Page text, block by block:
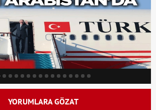
YORUMLARA GÖZAT